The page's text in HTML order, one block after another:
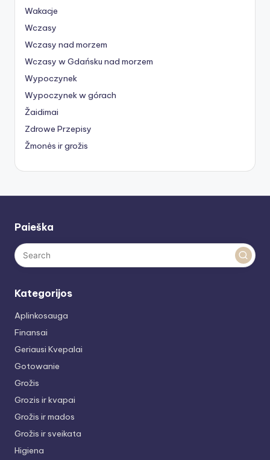
Wakacje
Wczasy
Wczasy nad morzem
Wczasy w Gdańsku nad morzem
Wypoczynek
Wypoczynek w górach
Žaidimai
Zdrowe Przepisy
Žmonės ir grožis
Paieška
Kategorijos
Aplinkosauga
Finansai
Geriausi Kvepalai
Gotowanie
Grožis
Grozis ir kvapai
Grožis ir mados
Grožis ir sveikata
Higiena